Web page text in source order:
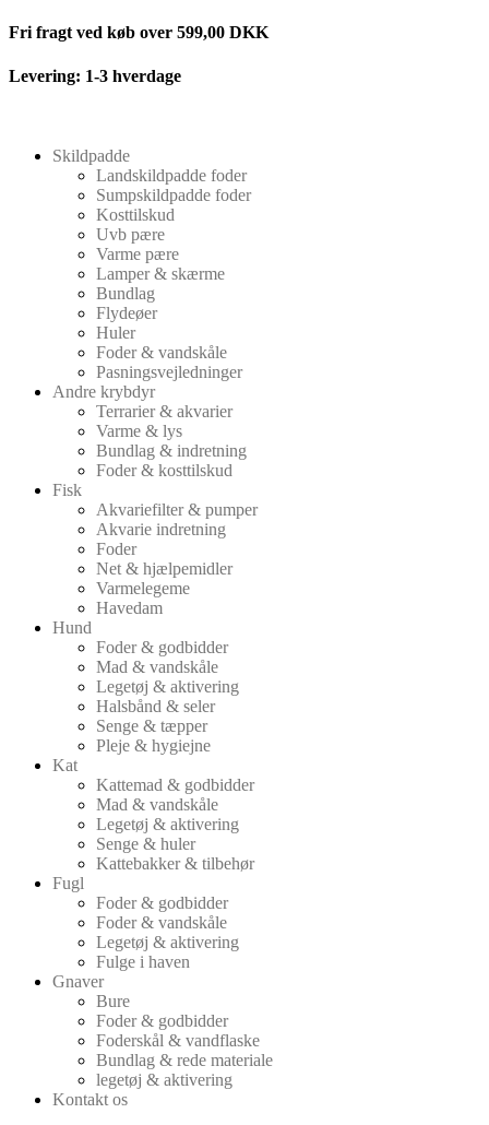
Videre
indhold
Fri fragt ved køb over 599,00 DKK
Levering: 1-3 hverdage
Skildpadde
Landskildpadde foder
Sumpskildpadde foder
Kosttilskud
Uvb pære
Varme pære
Lamper & skærme
Bundlag
Flydeøer
Huler
Foder & vandskåle
Pasningsvejledninger
Andre krybdyr
Terrarier & akvarier
Varme & lys
Bundlag & indretning
Foder & kosttilskud
Fisk
Akvariefilter & pumper
Akvarie indretning
Foder
Net & hjælpemidler
Varmelegeme
Havedam
Hund
Foder & godbidder
Mad & vandskåle
Legetøj & aktivering
Halsbånd & seler
Senge & tæpper
Pleje & hygiejne
Kat
Kattemad & godbidder
Mad & vandskåle
Legetøj & aktivering
Senge & huler
Kattebakker & tilbehør
Fugl
Foder & godbidder
Foder & vandskåle
Legetøj & aktivering
Fulge i haven
Gnaver
Bure
Foder & godbidder
Foderskål & vandflaske
Bundlag & rede materiale
legetøj & aktivering
Kontakt os